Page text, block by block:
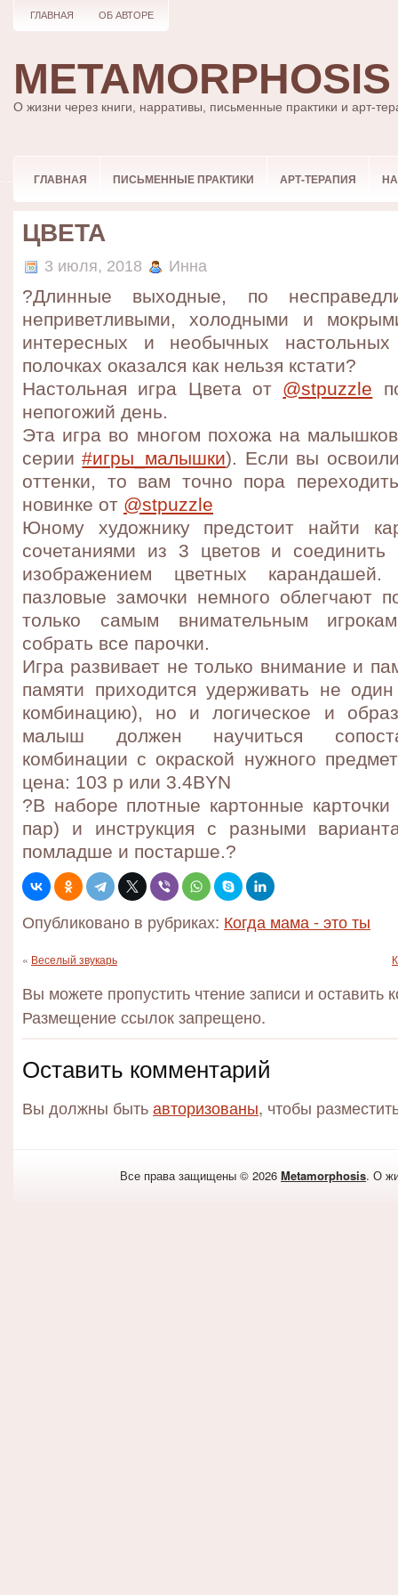
ГЛАВНАЯ ОБ АВТОРЕ
METAMORPHOSIS
О жизни через книги, нарративы, письменные практики и арт-
ГЛАВНАЯ ПИСЬМЕННЫЕ ПРАКТИКИ АРТ-ТЕРАПИЯ
ЦВЕТА
3 июля, 2018 Инна
?Длинные выходные, по
неприветливыми, холодными и
интересных и необычных
полочках оказался как нельзя кстати?
Настольная игра Цвета от @stpuzzle
непогожий день.
Эта игра во многом похожа на
серии#игры_малышки). Если вы
оттенки, то вам точно пора
новинке от @stpuzzle
Юному художнику предстоит найти
сочетаниями из 3 цветов и соединить
изображением цветных
пазловые замочки немного облегчают
только самым внимательным
собрать все парочки.
Игра развивает не только внимание и
памяти приходится удерживать не
комбинацию), но и логическое и
малыш должен научиться
комбинации с окраской нужного
цена: 103 р или 3.4BYN
?В наборе плотные картонные
пар) и инструкция с разными
помладше и постарше.?
Опубликовано в рубриках: Когда мама - это ты
« Веселый звукарь
Вы можете пропустить чтение записи и оставить
Размещение ссылок запрещено.
Оставить комментарий
Вы должны бытьавторизованы, чтобы
Все права защищены © 2026 Metamorphosis. О